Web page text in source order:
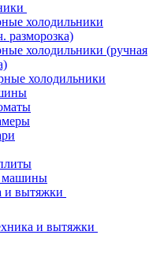
холодильники
разморозка)
холодильники (ручная
холодильники
машины
и вытяжки
и вытяжки